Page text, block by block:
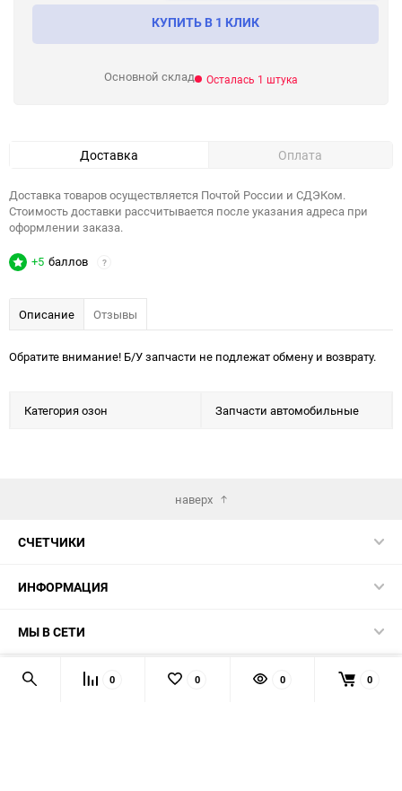
КУПИТЬ В 1 КЛИК
Основной склад Осталась 1 штука
Доставка Оплата
Доставка товаров осуществляется Почтой России и СДЭКом.
Стоимость доставки рассчитывается после указания адреса при
оформлении заказа.
+5 баллов ?
Описание Отзывы
Обратите внимание! Б/У запчасти не подлежат обмену и возврату.
Категория озон Запчасти автомобильные
наверх
СЧЕТЧИКИ
ИНФОРМАЦИЯ
МЫ В СЕТИ
КОНТАКТЫ 0 0 0 0